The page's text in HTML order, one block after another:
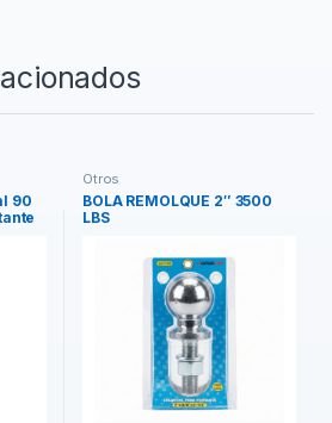
90
Otros
BOLA REMOLQUE 2″ 3500
LBS